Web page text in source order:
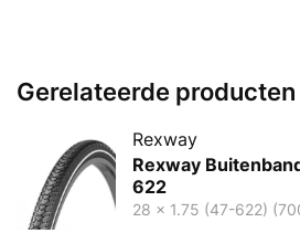
Gerelateerde producten
Rexway
Rexway
622
28 x 1.75 (47-622)